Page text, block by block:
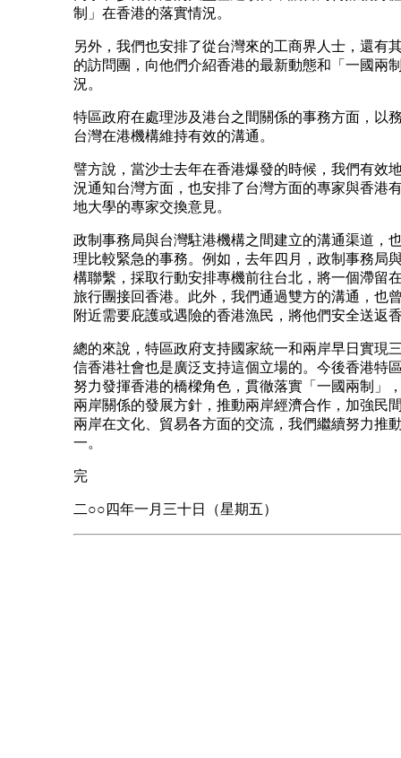
制」在香港的落實情況。
另外，我們也安排了從台灣來的工商界人士，還有
的訪問團，向他們介紹香港的最新動態和「一國兩
況。
特區政府在處理涉及港台之間關係的事務方面，以
台灣在港機構維持有效的溝通。
譬方說，當沙士去年在香港爆發的時候，我們有效
況通知台灣方面，也安排了台灣方面的專家與香港
地大學的專家交換意見。
政制事務局與台灣駐港機構之間建立的溝通渠道，
理比較緊急的事務。例如，去年四月，政制事務局
構聯繫，採取行動安排專機前往台北，將一個滯留
旅行團接回香港。此外，我們通過雙方的溝通，也
附近需要庇護或遇險的香港漁民，將他們安全送返
總的來說，特區政府支持國家統一和兩岸早日實現
信香港社會也是廣泛支持這個立場的。今後香港特
努力發揮香港的橋樑角色，貫徹落實「一國兩制」
兩岸關係的發展方針，推動兩岸經濟合作，加強民
兩岸在文化、貿易各方面的交流，我們繼續努力推
一。
完
二○○四年一月三十日（星期五）